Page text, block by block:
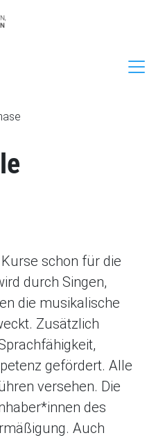
schon für die
durch Singen,
die musikalische
Zusätzlich
gefördert. Alle
versehen. Die
des
Auch